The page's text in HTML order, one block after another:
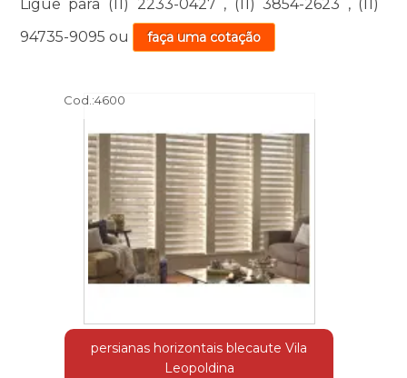
Ligue para (11) 2233-0427 , (11) 3854-2623 , (11)
94735-9095 ou faça uma cotação
Cod.:4600
persianas horizontais blecaute Vila
Leopoldina